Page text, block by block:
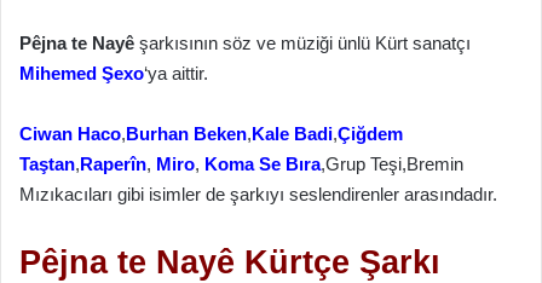
Pêjna te Nayê şarkısının söz ve müziği ünlü Kürt sanatçı
Mihemed Şexo‘ya aittir.
Ciwan Haco,Burhan Beken,Kale Badi,Çiğdem
Taştan,Raperîn, Miro, Koma Se Bıra,Grup Teşi,Bremin
Mızıkacıları gibi isimler de şarkıyı seslendirenler arasındadır.
Pêjna te Nayê Kürtçe Şarkı